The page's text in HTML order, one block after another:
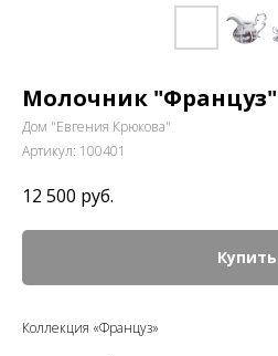
Молочник "Француз"
Дом "Евгения Крюкова"
Артикул: 100401
12 500 руб.
Купить
Коллекция «Француз»